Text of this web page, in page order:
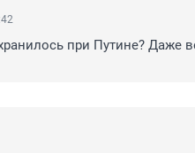
при Путине? Даже